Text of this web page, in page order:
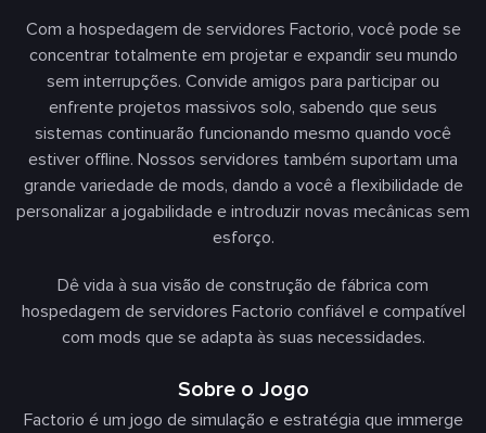
Com a hospedagem de servidores Factorio, você pode se
concentrar totalmente em projetar e expandir seu mundo
sem interrupções. Convide amigos para participar ou
enfrente projetos massivos solo, sabendo que seus
sistemas continuarão funcionando mesmo quando você
estiver offline. Nossos servidores também suportam uma
grande variedade de mods, dando a você a flexibilidade de
personalizar a jogabilidade e introduzir novas mecânicas sem
esforço.
Dê vida à sua visão de construção de fábrica com
hospedagem de servidores Factorio confiável e compatível
com mods que se adapta às suas necessidades.
Sobre o Jogo
Factorio é um jogo de simulação e estratégia que immerge